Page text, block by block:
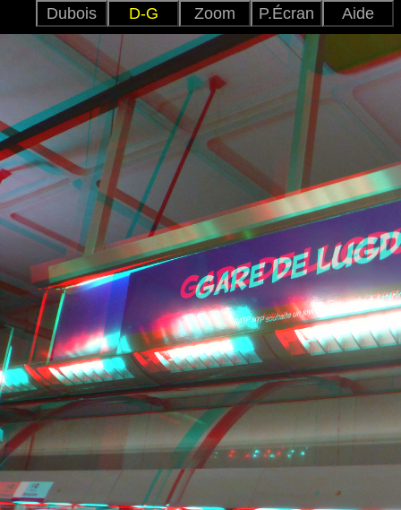
Dubois
Para
Croisé
Dubois
Anag_C
Anag.
Entr.
Entr_V
2D
TV3D
D-G
Zoom
Ajuster
+
-
P.Écran
Aide